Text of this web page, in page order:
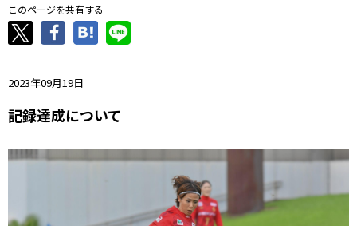
このページを共有する
2023年09月19日
記録達成について